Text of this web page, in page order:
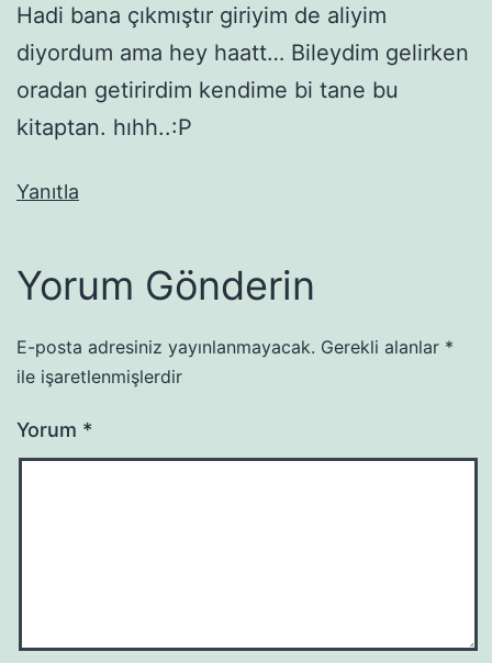
Hadi bana çıkmıştır giriyim de aliyim
diyordum ama hey haatt… Bileydim gelirken
oradan getirirdim kendime bi tane bu
kitaptan. hıhh..:P
Yanıtla
Yorum Gönderin
E-posta adresiniz yayınlanmayacak. Gerekli alanlar *
ile işaretlenmişlerdir
Yorum *